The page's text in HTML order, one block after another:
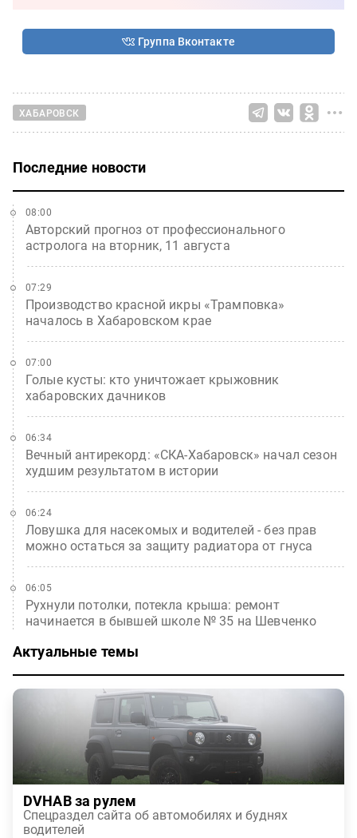
Группа Вконтакте
ХАБАРОВСК
Последние новости
Авторский прогноз от профессионального
астролога на вторник, 11 августа
08:00
Производство красной икры «Трамповка»
началось в Хабаровском крае
07:29
Голые кусты: кто уничтожает крыжовник
хабаровских дачников
07:00
Вечный антирекорд: «СКА-Хабаровск» начал сезон
худшим результатом в истории
06:34
Ловушка для насекомых и водителей - без прав
можно остаться за защиту радиатора от гнуса
06:24
Рухнули потолки, потекла крыша: ремонт
начинается в бывшей школе № 35 на Шевченко
06:05
Актуальные темы
DVHAB за рулем
Спецраздел сайта об автомобилях и буднях
водителей